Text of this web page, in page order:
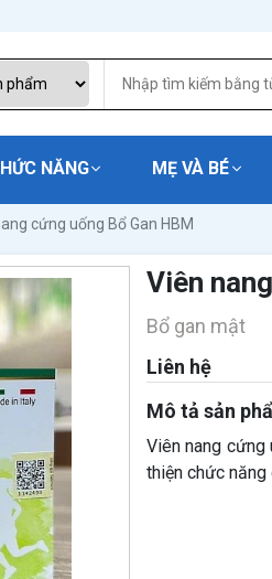
NĂNG MẸ VÀ BÉ
cứng uống Bổ Gan HBM
Viên
Bổ gan mật
Liên hệ
Mô tả sản
Viên nang cứng
thiện chức năng